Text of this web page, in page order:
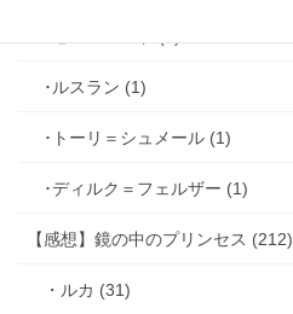
･ルスラン (1)
･トーリ＝シュメール (1)
･ディルク＝フェルザー (1)
【感想】鏡の中のプリンセス (212)
・ルカ (31)